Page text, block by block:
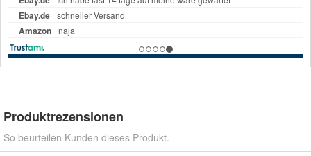
Produktrezensionen
So beurteilen Kunden dieses Produkt.